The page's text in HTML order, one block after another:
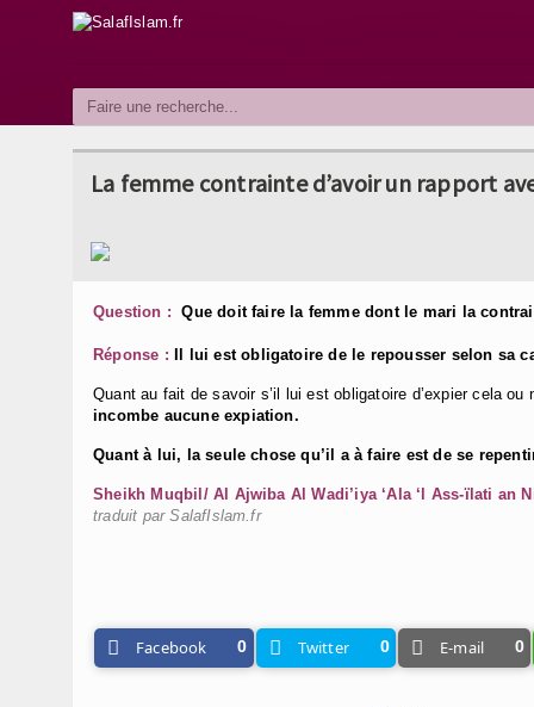
La femme contrainte d’avoir un rapport
Question : Que doit faire la femme dont le mari la
Réponse : Il lui est obligatoire de le repousser selon sa
Quant au fait de savoir s’il lui est obligatoire d’expier cela
incombe aucune expiation.
Quant à lui, la seule chose qu’il a à faire est de se
Sheikh Muqbil/ Al Ajwiba Al Wadi’iya ‘Ala ‘l Ass-ïlati an
traduit par SalafIslam.fr
Facebook 0 Twitter 0 E-mail 0